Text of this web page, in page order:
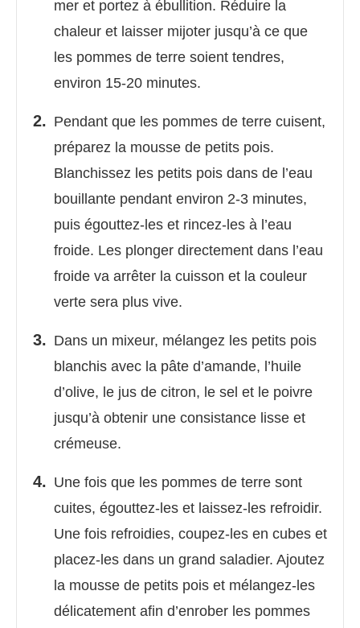
mer et portez à ébullition. Réduire la
chaleur et laisser mijoter jusqu’à ce que
les pommes de terre soient tendres,
environ 15-20 minutes.
Pendant que les pommes de terre cuisent,
préparez la mousse de petits pois.
Blanchissez les petits pois dans de l’eau
bouillante pendant environ 2-3 minutes,
puis égouttez-les et rincez-les à l’eau
froide. Les plonger directement dans l’eau
froide va arrêter la cuisson et la couleur
verte sera plus vive.
Dans un mixeur, mélangez les petits pois
blanchis avec la pâte d’amande, l’huile
d’olive, le jus de citron, le sel et le poivre
jusqu’à obtenir une consistance lisse et
crémeuse.
Une fois que les pommes de terre sont
cuites, égouttez-les et laissez-les refroidir.
Une fois refroidies, coupez-les en cubes et
placez-les dans un grand saladier. Ajoutez
la mousse de petits pois et mélangez-les
délicatement afin d’enrober les pommes